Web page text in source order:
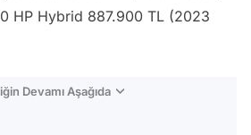
HP Hybrid 887.900 TL (2023
Devamı Aşağıda